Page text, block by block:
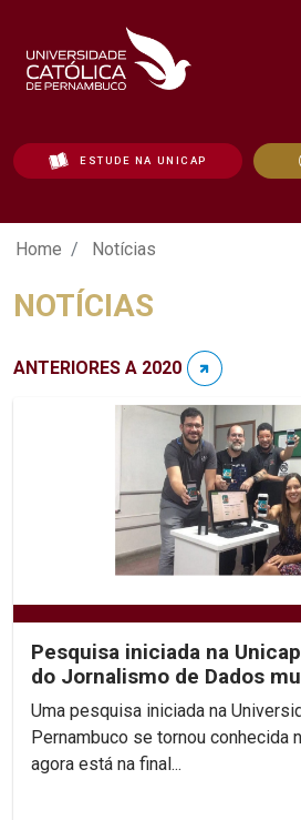
ESTUDE NA UNICAP
Notícias - Unicap
Home Notícias
NOTÍCIAS
ANTERIORES A 2020
Pesquisa iniciada na
do Jornalismo de Dados
Uma pesquisa iniciada na
Pernambuco se tornou conhecida
agora está na final...